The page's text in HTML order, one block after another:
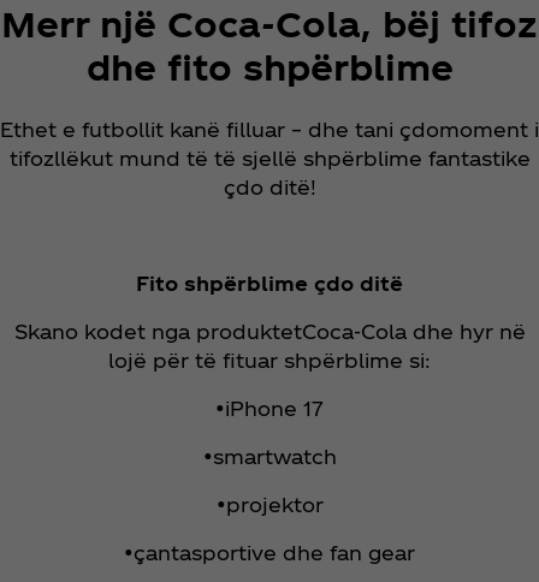
Merr një Coca‑Cola, bëj tifoz
dhe fito shpërblime
Ethet e futbollit kanë filluar – dhe tani çdomoment i
tifozllëkut mund të të sjellë shpërblime fantastike
çdo ditë!
Fito shpërblime çdo ditë
Skano kodet nga produktetCoca‑Cola dhe hyr në
lojë për të fituar shpërblime si:
•iPhone 17
•smartwatch
•projektor
•çantasportive dhe fan gear